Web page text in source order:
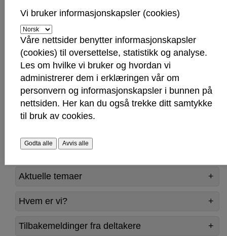
godt å møte noen som forstår hva de står i. Å
slippe og stå alene gjør en forskjell.
Du kan dele egne og lytte til andres erfaringer, og
få påfyll fra en fagperson på valgt tema. Ansatte
fra kompetansesenter rus og psykisk helse er
gruppeledere, og følger gruppa hele veien.
Hva skjer i gruppa?
Aktuelle temaer
Hvem er vi?
Tilbakemeldinger fra deltakere
Vi bruker informasjonskapsler (cookies)
Våre nettsider benytter informasjonskapsler
(cookies) til oversettelse, statistikk og analyse.
Les om hvilke vi bruker og hvordan vi
administrerer dem i erklæringen vår om
personvern og informasjonskapsler i bunnen på
nettsiden. Her kan du også trekke ditt samtykke
til bruk av cookies.
Godta alle Avvis alle